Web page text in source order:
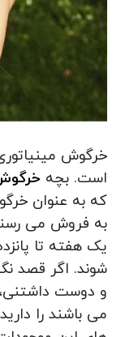
خرگوش
است. بچه
که به عنوان
به فروش می
یک هفته تا
شوند. اگر قصد
و دوست
می باشند را